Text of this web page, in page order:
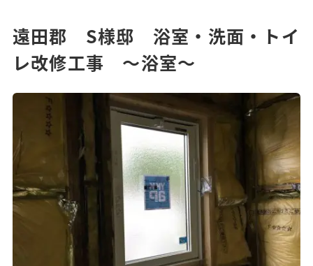
遠田郡 S様邸 浴室・洗面・トイ
レ改修工事 ～浴室～